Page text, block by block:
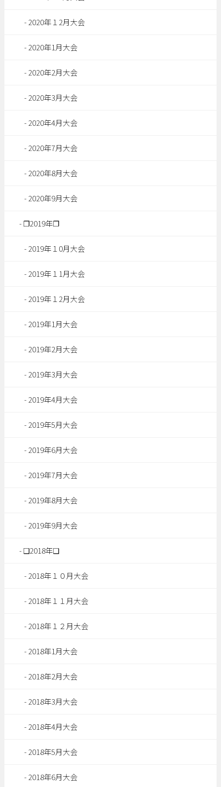
2020年１2月大会
2020年1月大会
2020年2月大会
2020年3月大会
2020年4月大会
2020年7月大会
2020年8月大会
2020年9月大会
❐2019年❐
2019年１0月大会
2019年１1月大会
2019年１2月大会
2019年1月大会
2019年2月大会
2019年3月大会
2019年4月大会
2019年5月大会
2019年6月大会
2019年7月大会
2019年8月大会
2019年9月大会
❑2018年❑
2018年１０月大会
2018年１１月大会
2018年１２月大会
2018年1月大会
2018年2月大会
2018年3月大会
2018年4月大会
2018年5月大会
2018年6月大会